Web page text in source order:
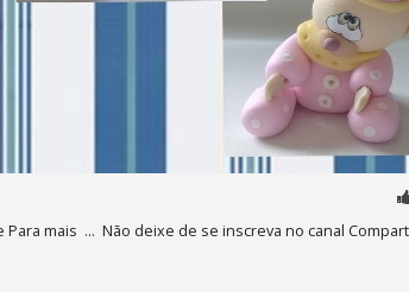
mais ... Não deixe de se inscreva no canal